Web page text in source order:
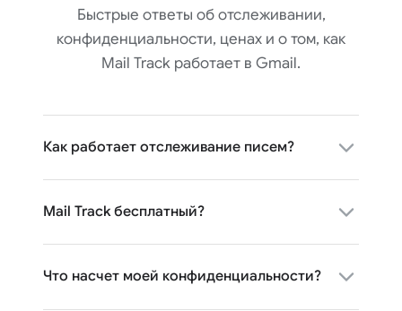
Быстрые ответы об отслеживании,
конфиденциальности, ценах и о том, как
Mail Track работает в Gmail.
Как работает отслеживание писем?
Mail Track бесплатный?
Что насчет моей конфиденциальности?